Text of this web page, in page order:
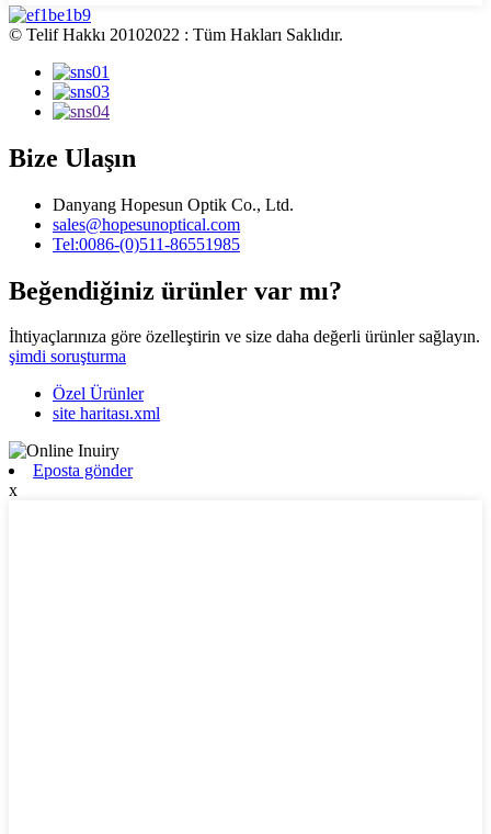
© Telif Hakkı 20102022 : Tüm Hakları Saklıdır.
Bize Ulaşın
Danyang Hopesun Optik Co., Ltd.
sales@hopesunoptical.com
Tel:0086-(0)511-86551985
Beğendiğiniz ürünler var mı?
İhtiyaçlarınıza göre özelleştirin ve size daha değerli ürünler sağlayın.
şimdi soruşturma
Özel Ürünler
site haritası.xml
Eposta gönder
x